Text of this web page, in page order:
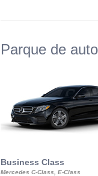
Parque de
Business Class
Mercedes C-Class, E-Class